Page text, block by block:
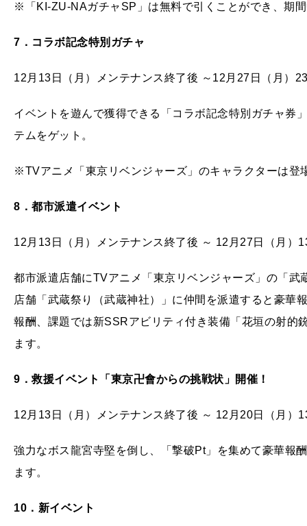
※「KI-ZU-NAガチャSP」は無料で引くことができ、期
7 ．コラボ記念特別ガチャ
12月13日（月）メンテナンス終了後 ～12月27日（月）
イベントを遊んで獲得できる「コラボ記念特別ガチャ券
テムをゲット。
※TVアニメ「東京リベンジャーズ」のキャラクターは登
8 ．都市派遣イベント
12月13日（月）メンテナンス終了後 ～ 12月27日（月）
都市派遣店舗にTVアニメ「東京リベンジャーズ」の「
店舗「武蔵祭り（武蔵神社）」に仲間を派遣すると豪華
報酬、課題では新SSRアビリティ付き装備「花垣の射的
ます。
9 ．救援イベント「東京卍會からの挑戦状」開催！
12月13日（月）メンテナンス終了後 ～ 12月20日（月）
強力なボス龍宮寺堅を倒し、「撃破Pt」を集めて豪華報
ます。
10 ．新イベント